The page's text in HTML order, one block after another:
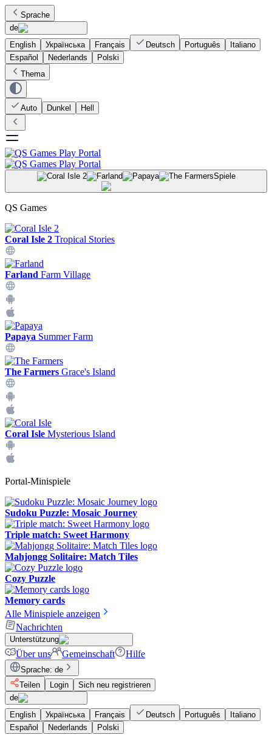
Sprache
de
English
Українська Français Deutsch Português
Italiano
Español
Nederlands
Polski
Thema
Auto Dunkel Hell
Spiele
QS Games
Coral Isle 2 Tropical Stories
Farland Farm Village
Papaya Summer Farm
The Farmers Grace's Island
Coral Isle Mysterious Island
Portal-Minispiele
Sudoku Puzzle: Mosaic Journey
Triple match: Sweet Harmony
Mahjongg Solitaire: Match Tiles
Cozy Puzzle
Memory cards
Alle Minispiele anzeigen
Nachrichten
Unterstützung
Über uns Gemeinschaft Hilfe
Sprache: de
Teilen
Login
Sich neu registrieren
de
English
Українська Français Deutsch Português
Italiano
Español
Nederlands Polski